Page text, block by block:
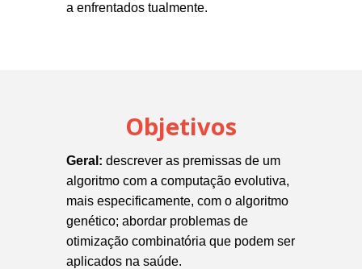
a enfrentados tualmente.
Objetivos
Geral:descrever as premissas de um
algoritmo com a computação evolutiva,
mais especificamente, com o algoritmo
genético; abordar problemas de
otimização combinatória que podem ser
aplicados na saúde.